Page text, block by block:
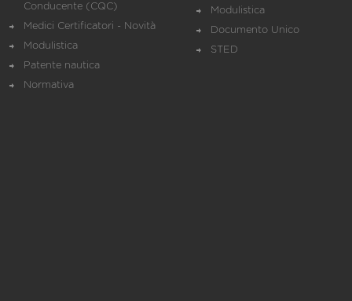
Conducente (CQC)
Medici Certificatori - Novità
Modulistica
Patente nautica
Normativa
Modulistica
Documento Unico
STED